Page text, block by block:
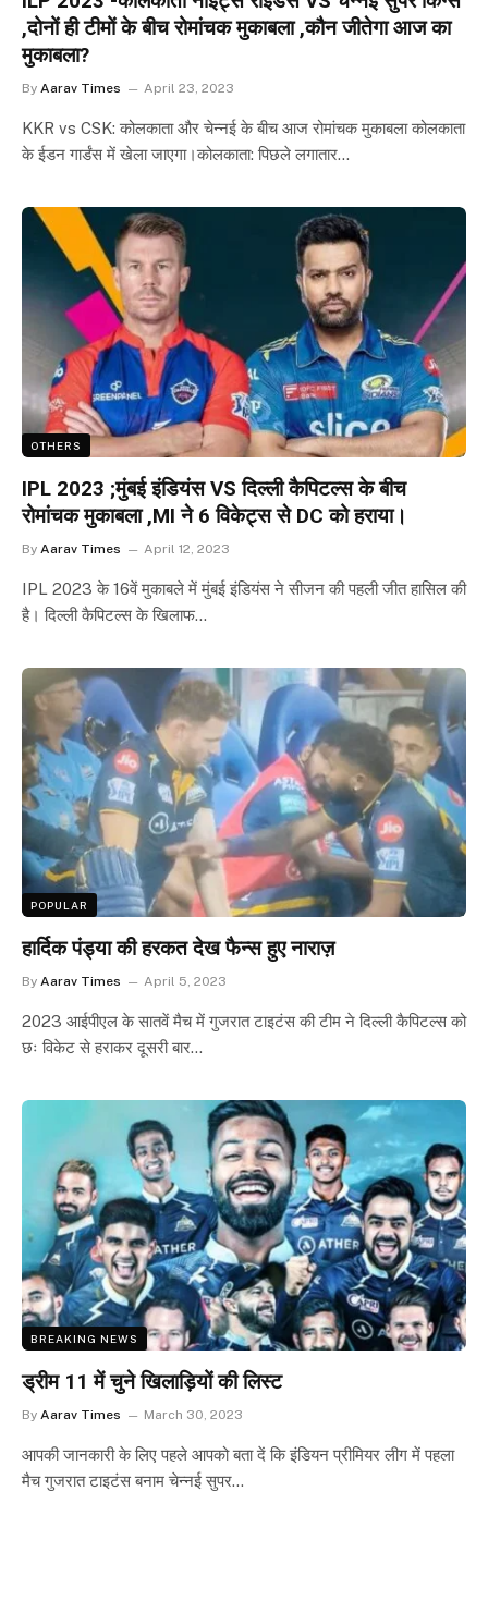
,दोनों ही टीमों के बीच रोमांचक मुकाबला ,कौन जीतेगा आज का
मुकाबला?
By Aarav Times April 23, 2023
KKR vs CSK: कोलकाता और चेन्नई के बीच आज रोमांचक मुकाबला कोलकाता
के ईडन गार्डंस में खेला जाएगा।कोलकाता: पिछले लगातार…
OTHERS
IPL 2023 ;मुंबई इंडियंस VS दिल्ली कैपिटल्स के बीच
रोमांचक मुकाबला ,MI ने 6 विकेट्स से DC को हराया।
By Aarav Times April 12, 2023
IPL 2023 के 16वें मुकाबले में मुंबई इंडियंस ने सीजन की पहली जीत हासिल की
है। दिल्ली कैपिटल्स के खिलाफ…
POPULAR
हार्दिक पंड्या की हरकत देख फैन्स हुए नाराज़
By Aarav Times April 5, 2023
2023 आईपीएल के सातवें मैच में गुजरात टाइटंस की टीम ने दिल्ली कैपिटल्स को
छः विकेट से हराकर दूसरी बार…
BREAKING NEWS
ड्रीम 11 में चुने खिलाड़ियों की लिस्ट
By Aarav Times March 30, 2023
आपकी जानकारी के लिए पहले आपको बता दें कि इंडियन प्रीमियर लीग में पहला
मैच गुजरात टाइटंस बनाम चेन्नई सुपर…